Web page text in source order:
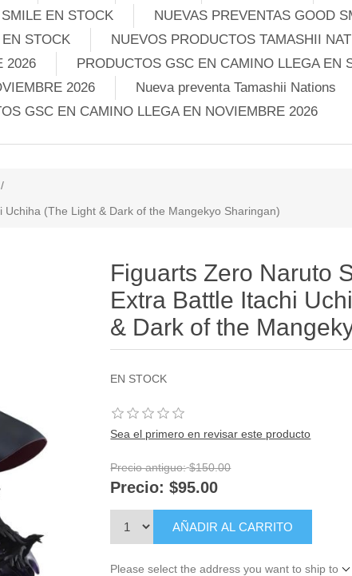
EN STOCK
NUEVAS PREVENTAS GOOD
STOCK
NUEVOS PRODUCTOS TAMASHII
2026
PRODUCTOS GSC EN CAMINO LLEGA EN
2026
Nueva preventa Tamashii Nations
GSC EN CAMINO LLEGA EN NOVIEMBRE 2026
/
(The Light & Dark of the Mangekyo Sharingan)
Figuarts Zero Naruto
Extra Battle Itachi
& Dark of the
EN STOCK
Sea el primero en revisar este producto
Precio antiguo: $150.00
Precio: $95.00
AÑADIR AL CARRITO
Please select the address you want to ship to